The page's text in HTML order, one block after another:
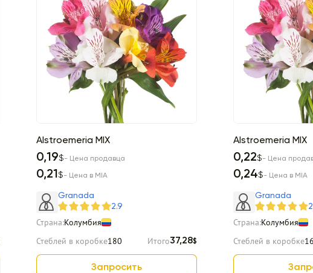
Alstroemeria MIX
0,19$- Цена продавца
0,21$- Цена в MIA
Granada
2.9
Страна:Колумбия
Стеблей в коробке180 Итого37,28$
Запросить
Alstroemeria MIX
0,22$- Цена
0,24$- Цена в MIA
Granada
Страна:Колумбия
Стеблей в коробке